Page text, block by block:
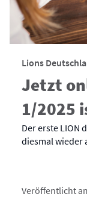
Lions
Jetzt
1/2025
Der erste LION
diesmal wieder
Veröffentlicht